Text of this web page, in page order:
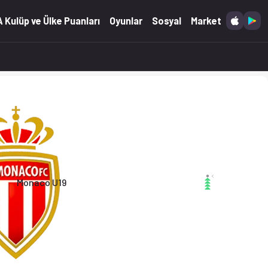
Kulüp ve Ülke Puanları Oyunlar Sosyal Market
Monaco U19